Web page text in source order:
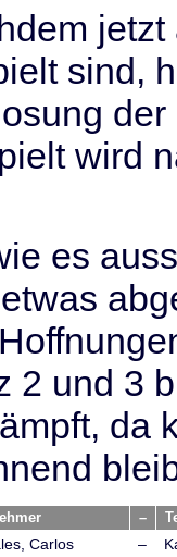
sind,
der
wird
es
2 und 3
da
–
Carlos –